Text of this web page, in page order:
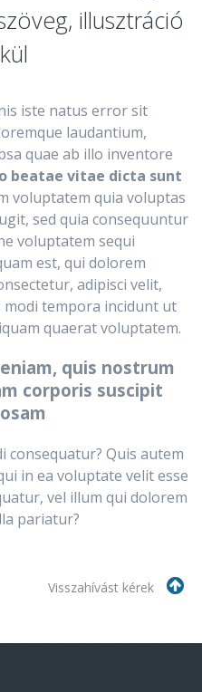
illusztráció
iste natus error sit
laudantium,
quae ab illo inventore
beatae vitae dicta sunt
voluptatem quia voluptas
sed quia consequuntur
voluptatem sequi
est, qui dolorem
adipisci velit,
modi tempora incidunt ut
quaerat voluptatem.
quis nostrum
corporis suscipit
consequatur? Quis autem
in ea voluptate velit esse
vel illum qui dolorem
pariatur?
Visszahívást kérek